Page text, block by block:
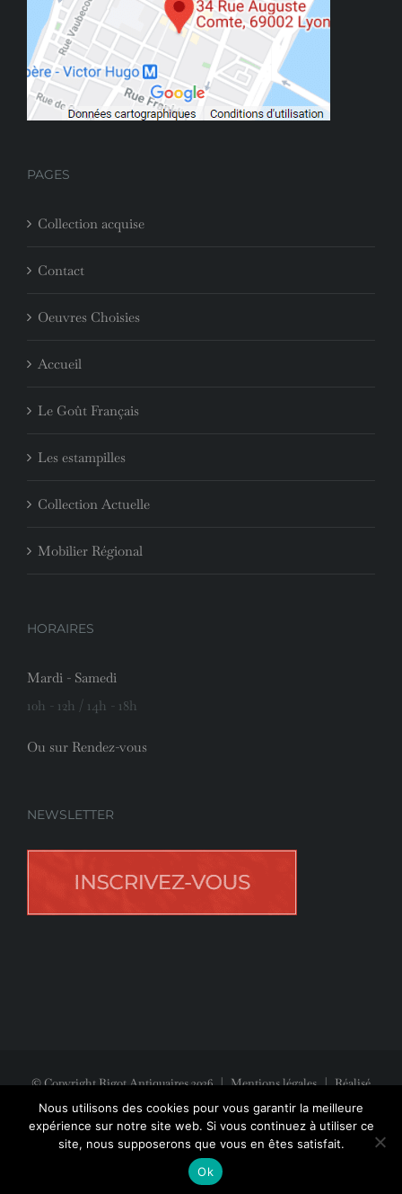
PAGES
Collection acquise
Contact
Oeuvres Choisies
Accueil
Le Goût Français
Les estampilles
Collection Actuelle
Mobilier Régional
HORAIRES
Mardi - Samedi
10h - 12h / 14h - 18h
Ou sur Rendez-vous
NEWSLETTER
© Copyright Rigot Antiquaires2026|Mentions légales| Réalisé
avec la participation deJeff Concept
FacebookInstagram
Nous utilisons des cookies pour vous garantir la meilleure
expérience sur notre site web. Si vous continuez à utiliser ce
site, nous supposerons que vous en êtes satisfait.
Ok